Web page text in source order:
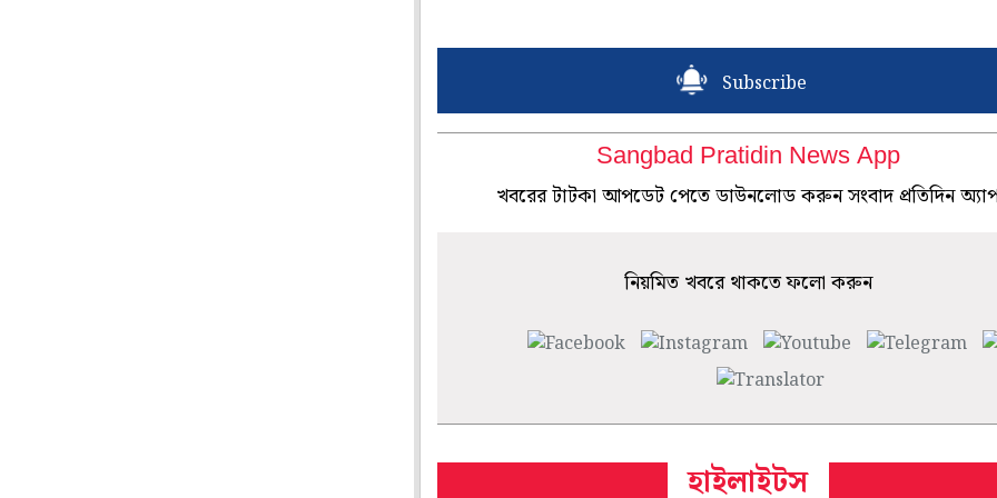
Subscribe
Sangbad Pratidin News App
খবরের টাটকা আপডেট পেতে ডাউনলোড করুন সংবাদ প্রতিদিন
নিয়মিত খবরে থাকতে ফলো করুন
হাইলাইটস